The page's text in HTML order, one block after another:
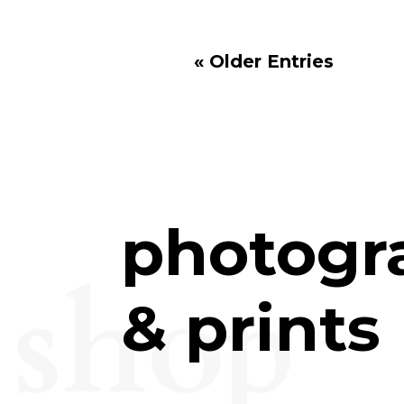
« Older Entries
& prints
shop